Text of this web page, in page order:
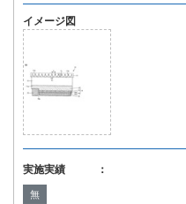
イメージ図
実施実績 ：
無